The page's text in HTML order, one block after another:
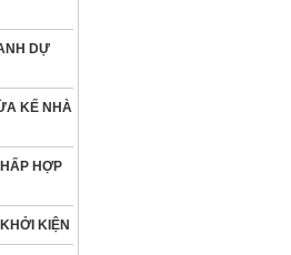
DỰ
KẾ NHÀ
HỢP
KIỆN